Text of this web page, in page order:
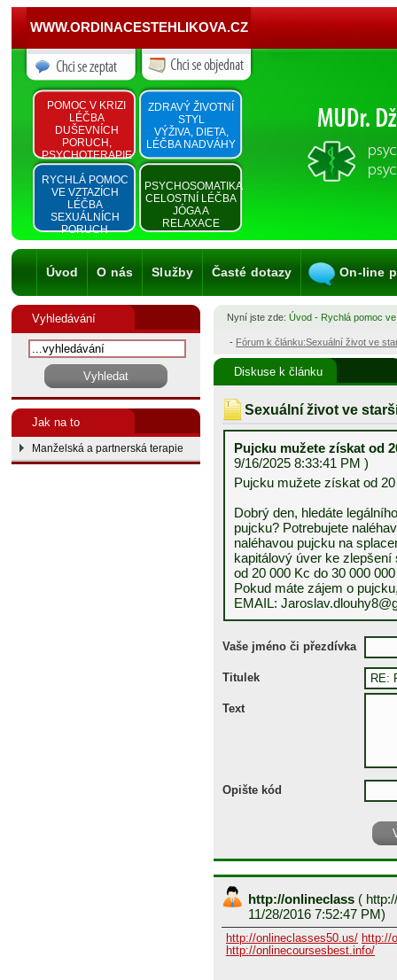
WWW.ORDINACESTEHLIKOVA.CZ
POMOC V KRIZI
LÉČBA
DUŠEVNÍCH
PORUCH,
PSYCHOTERAPIE
ZDRAVÝ ŽIVOTNÍ
STYL
VÝŽIVA, DIETA,
LÉČBA NADVÁHY
RYCHLÁ POMOC
VE VZTAZÍCH
LÉČBA
SEXUÁLNÍCH
PORUCH
PSYCHOSOMATIKA
CELOSTNÍ LÉČBA
JÓGA A
RELAXACE
Úvod O nás Služby Časté dotazy On-line
Vyhledávání
Jak na to
Manželská a partnerská terapie
Nyní jste zde: Úvod - Rychlá pomoc
- Fórum k článku:Sexuální život ve
Diskuse k článku
Sexuální život ve
Pujcku mužete získat od
9/16/2025 8:33:41 PM )
Pujcku mužete získat od
Dobrý den, hledáte
pujcku? Potrebujete
naléhavou pujcku na
kapitálový úver ke
od 20 000 Kc do 30 000
Pokud máte zájem o
EMAIL:
Vaše jméno či přezdívka
Titulek
Text
Opište kód
http://onlineclass (
11/28/2016 7:52:47 PM)
http://onlineclasses50.us/ http://
http://onlinecoursesbest.info/